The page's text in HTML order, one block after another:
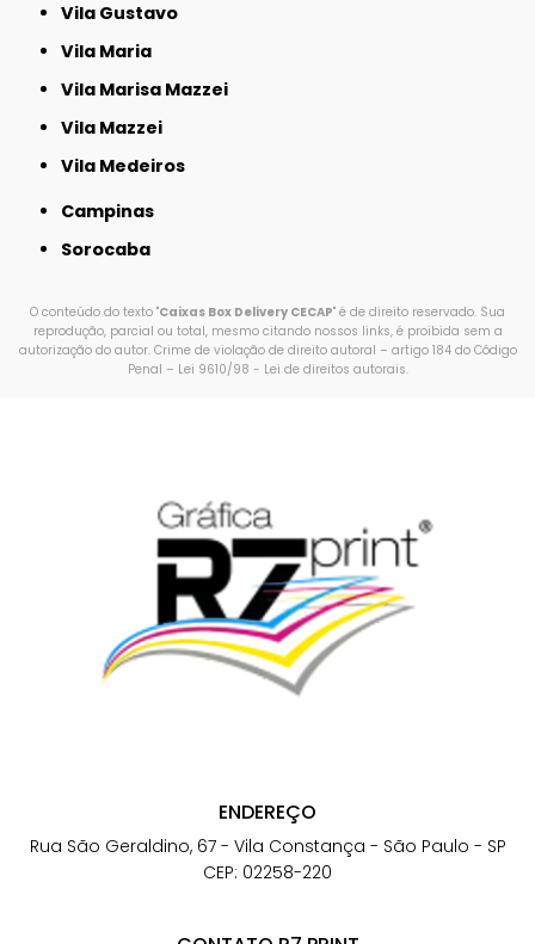
Vila Gustavo
Vila Maria
Vila Marisa Mazzei
Vila Mazzei
Vila Medeiros
Campinas
Sorocaba
O conteúdo do texto "Caixas Box Delivery CECAP" é de direito reservado. Sua
reprodução, parcial ou total, mesmo citando nossos links, é proibida sem a
autorização do autor. Crime de violação de direito autoral – artigo 184 do Código
Penal – Lei 9610/98 - Lei de direitos autorais.
ENDEREÇO
Rua São Geraldino, 67 - Vila Constança - São Paulo - SP
CEP: 02258-220